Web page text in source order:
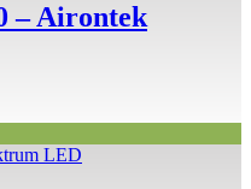
– Airontek